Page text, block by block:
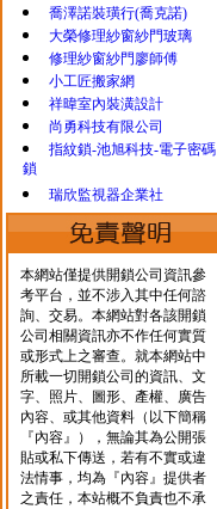
喬澤諾裝璜行(喬克諾)
大榮修理紗窗紗門玻璃
修理紗窗紗門廖師傅
小工匠搬家網
祥暐室內裝潢設計
尚勇科技有限公司
指紋鎖-池旭科技-電子密碼
鎖
瑞欣監視器企業社
本網站僅提供開鎖公司資訊參
考平台，並不涉入其中任何諮
詢、交易。本網站對各該開鎖
公司相關資訊亦不作任何實質
或形式上之審查。就本網站中
所載一切開鎖公司的資訊、文
字、照片、圖形、產權、廣告
內容、或其他資料（以下簡稱
『內容』），無論其為公開張
貼或私下傳送，若有不實或違
法情事，均為『內容』提供者
之責任，本站概不負責也不承